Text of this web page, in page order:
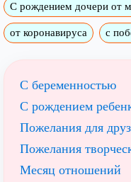
С рождением дочери от
от коронавируса с
С беременностью
С рождением
Пожелания для
Пожелания
Месяц отношений